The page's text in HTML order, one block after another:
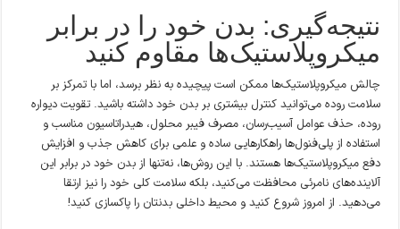
نتیجه‌گیری: بدن خود را در برابر
میکروپلاستیک‌ها مقاوم کنید
چالش میکروپلاستیک‌ها ممکن است پیچیده به نظر برسد، اما با تمرکز بر
سلامت روده می‌توانید کنترل بیشتری بر بدن خود داشته باشید. تقویت دیواره
روده، حذف عوامل آسیب‌رسان، مصرف فیبر محلول، هیدراتاسیون مناسب و
استفاده از پلی‌فنول‌ها راهکارهایی ساده و علمی برای کاهش جذب و افزایش
دفع میکروپلاستیک‌ها هستند. با این روش‌ها، نه‌تنها از بدن خود در برابر این
آلاینده‌های نامرئی محافظت می‌کنید، بلکه سلامت کلی خود را نیز ارتقا
می‌دهید. از امروز شروع کنید و محیط داخلی بدنتان را پاکسازی کنید!